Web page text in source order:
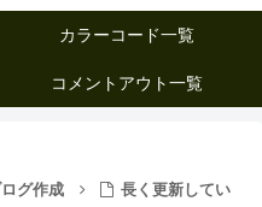
カラーコード一覧
コメントアウト一覧
グ作成
長く更新してい